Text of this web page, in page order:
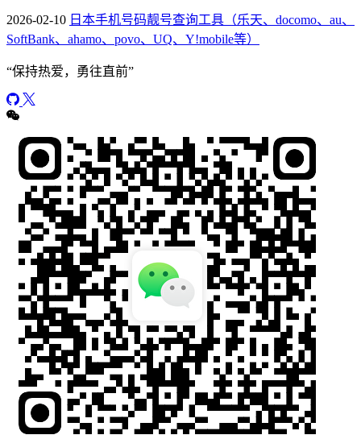
2026-02-10 日本手机号码靓号查询工具（乐天、docomo、au、
SoftBank、ahamo、povo、UQ、Y!mobile等）
“保持热爱，勇往直前”